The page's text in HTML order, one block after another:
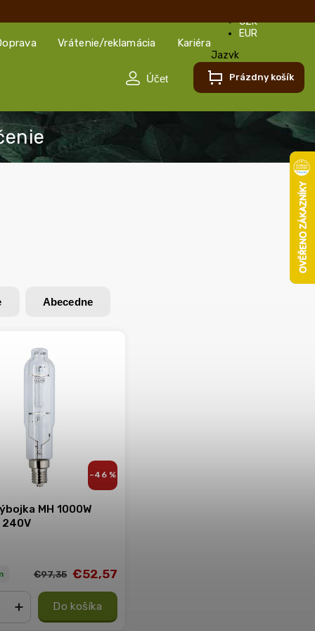
Vrátenie/reklamácia Kariéra
CZK
EUR
Jazyk
Slovenčina
Prázdny košík
Abecedne
–46 %
MH 1000W
€97,35 €52,57
Do košíka